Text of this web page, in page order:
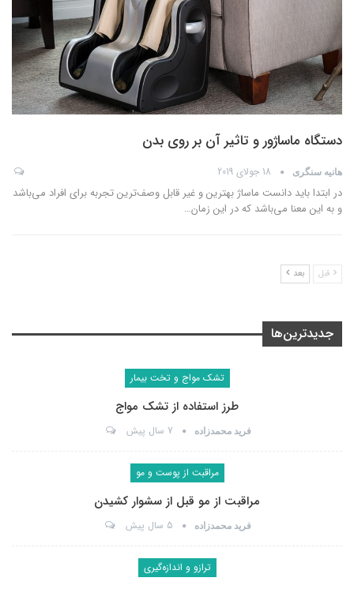
دستگاه ماساژور و تاثیر آن بر روی بدن
هانیه سنگری 18 جولای 2019
در ابتدا باید دانست ماساژ بهترین و غیر قابل وصف‌ترین تجربه برای افراد می‌باشد
و به این معنا می‌باشد که در این زمان…
قبل بعد
جدیدترین‌ها
تشک مواج و تخت بیمار
طرز استفاده از تشک مواج
فرید محمدزاده 7 سال پیش
مراقبت از پوست و مو
مراقبت از مو قبل از سشوار کشیدن
فرید محمدزاده 5 سال پیش
ترازو و اندازه‌گیری